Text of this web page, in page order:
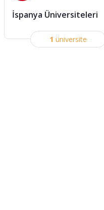
İspanya Üniversiteleri
1 üniversite